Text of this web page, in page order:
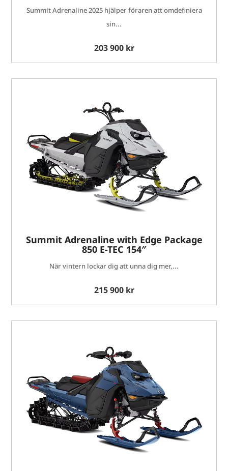
Summit Adrenaline 2025 hjälper föraren att omdefiniera
sin...
203 900 kr
Summit Adrenaline with Edge Package
850 E-TEC 154″
När vintern lockar dig att unna dig mer,...
215 900 kr